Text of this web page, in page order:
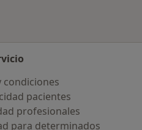
condiciones
pacientes
profesionales
para determinados